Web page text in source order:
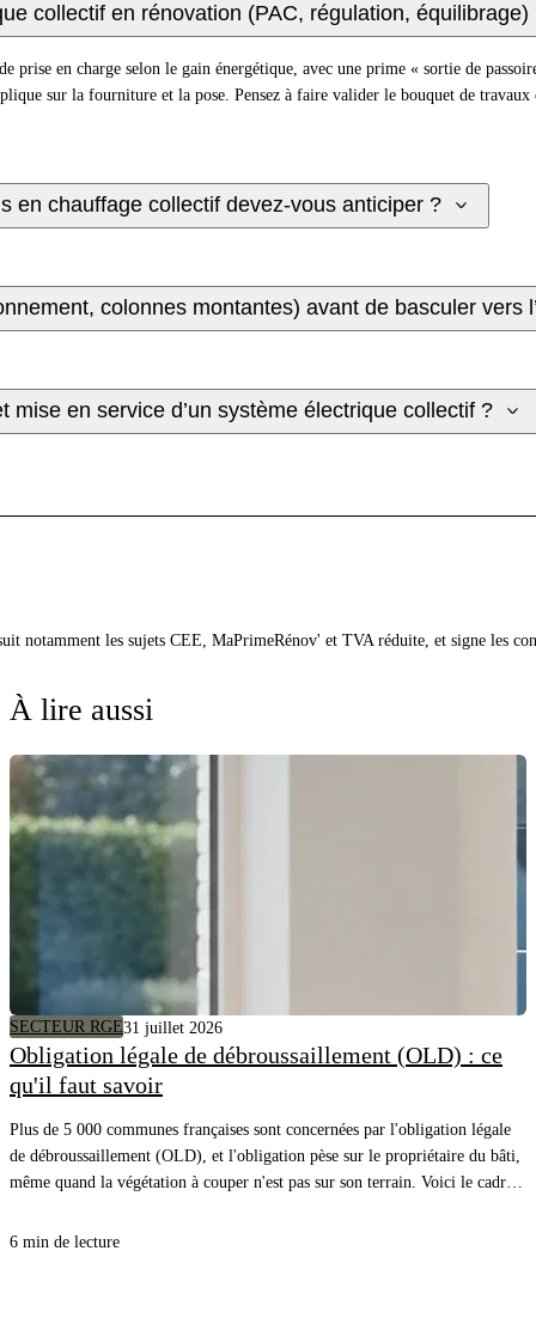
collectif en rénovation (PAC, régulation, équilibrage)
en charge selon le gain énergétique, avec une prime « sortie de
sur la fourniture et la pose. Pensez à faire valider le bouquet de travaux
en chauffage collectif devez-vous anticiper ?
colonnes montantes) avant de basculer vers
en service d’un système électrique collectif ?
notamment les sujets CEE, MaPrimeRénov' et TVA réduite, et signe les
À lire aussi
SECTEUR RGE31 juillet 2026
Obligation légale de débroussaillement (OLD) : ce
qu'il faut savoir
Plus de 5 000 communes françaises sont concernées par l'obligation légale
de débroussaillement (OLD), et l'obligation pèse sur le propriétaire du bâti,
même quand la végétation à couper n'est pas sur son terrain. Voici le cadre,
autour de chez vous.
6 min de lecture